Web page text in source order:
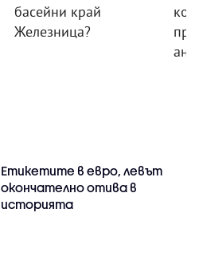
басейни край
Железница?
Етикетите в евро, левът
окончателно отива в
историята